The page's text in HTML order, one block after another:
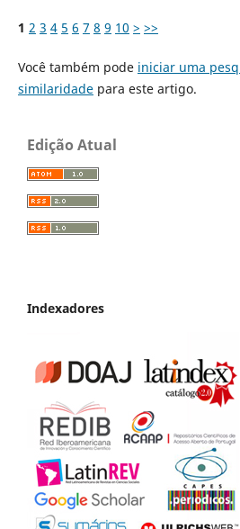
1 2 3 4 5 6 7 8 9 10 > >>
Você também pode iniciar uma
similaridadepara este artigo.
Edição Atual
Indexadores